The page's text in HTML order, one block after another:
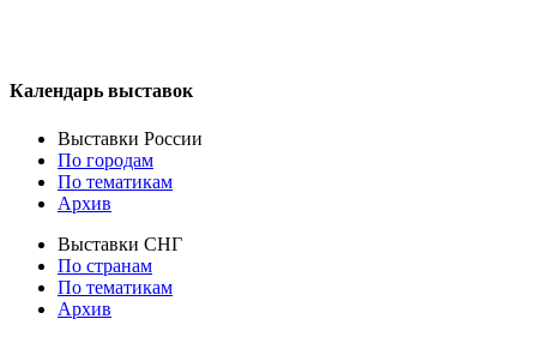
Календарь выставок
Выставки России
По городам
По тематикам
Архив
Выставки СНГ
По странам
По тематикам
Архив